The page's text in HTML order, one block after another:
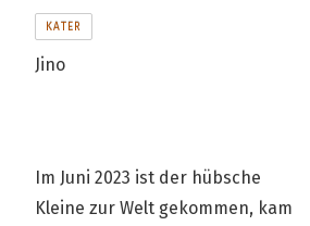
KATER
Jino
Im Juni 2023 ist der hübsche
Kleine zur Welt gekommen, kam